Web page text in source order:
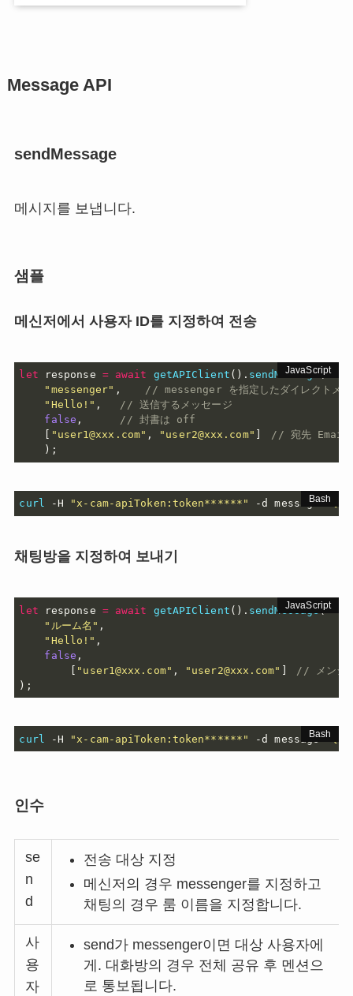
Message API
sendMessage
메시지를 보냅니다.
샘플
메신저에서 사용자 ID를 지정하여 전송
let response = await getAPIClient ( ) . sendMessage(
"messenger" ,
// messenger を指定したダイレクトメッ
"Hello!" ,
// 送信するメッセージ
false ,
// 封書は off
"user1@xxx.com" , "user2@xxx.com"
// 宛先 Email
) ;
curl -H "x-cam-apiToken:token******" -d message=
채팅방을 지정하여 보내기
let response = await getAPIClient ( ) . sendMessage(
"ルーム名" ,
"Hello!" ,
false ,
[ "user1@xxx.com" , "user2@xxx.com" ]
// メンシ
) ;
curl -H "x-cam-apiToken:token******" -d message=
인수
se
n
d
전송 대상 지정
메신저의 경우 messenger를 지정하고
채팅의 경우 룸 이름을 지정합니다.
사
용
자
send가 messenger이면 대상 사용자에
게. 대화방의 경우 전체 공유 후 멘션으
로 통보됩니다.